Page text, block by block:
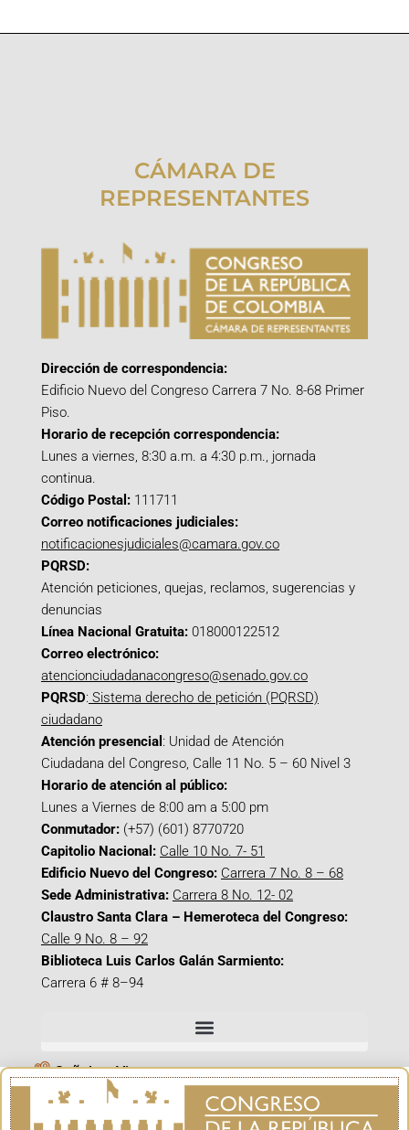
CÁMARA DE
REPRESENTANTES
Dirección de correspondencia:
Edificio Nuevo del Congreso Carrera 7 No. 8-68 Primer
Piso.
Horario de recepción correspondencia:
Lunes a viernes, 8:30 a.m. a 4:30 p.m., jornada
continua.
Código Postal: 111711
Correo notificaciones judiciales:
notificacionesjudiciales@camara.gov.co
PQRSD:
Atención peticiones, quejas, reclamos, sugerencias y
denuncias
Línea Nacional Gratuita: 018000122512
Correo electrónico:
atencionciudadanacongreso@senado.gov.co
PQRSD: Sistema derecho de petición (PQRSD)
ciudadano
Atención presencial : Unidad de Atención
Ciudadana del Congreso, Calle 11 No. 5 – 60 Nivel 3
Horario de atención al público:
Lunes a Viernes de 8:00 am a 5:00 pm
Conmutador: (+57) (601) 8770720
Capitolio Nacional: Calle 10 No. 7- 51
Edificio Nuevo del Congreso: Carrera 7 No. 8 – 68
Sede Administrativa: Carrera 8 No. 12- 02
Claustro Santa Clara – Hemeroteca del Congreso:
Calle 9 No. 8 – 92
Biblioteca Luis Carlos Galán Sarmiento:
Carrera 6 # 8–94
Señal en Vivo
Facebook_@CamaraColombia